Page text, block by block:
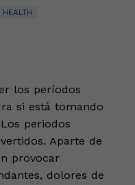
HEALTH
los períodos
si está tomando
periodos
Aparte de
provocar
dolores de